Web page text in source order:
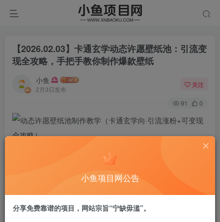
【2026.02.03】卡通玄学动态许愿壁纸池：引流变
现全攻略，手把手教你制作爆款壁纸
小鱼
2月3日发布
关注
91 0
新手自媒体破局密码来了！无需专业设计功底、不用大额投
容，轻松实现引流涨粉、快速变现，每天花1-2小时，精准拿
小鱼项目网公告
分享免费靠谱的项目，网站宗旨“宁缺毋滥”。